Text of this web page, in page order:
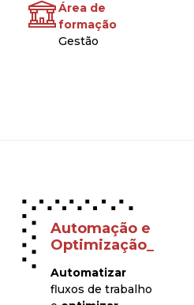
Área de
formação
Gestão
Automação e
Optimização_
Automatizar
fluxos de trabalho